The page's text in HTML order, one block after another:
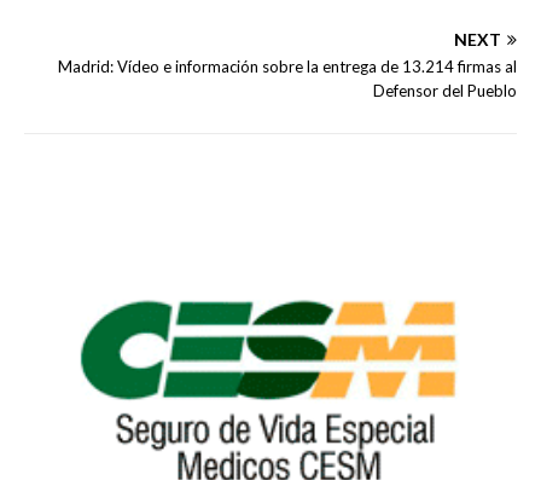
NEXT
Madrid: Vídeo e información sobre la entrega de 13.214 firmas al
Defensor del Pueblo